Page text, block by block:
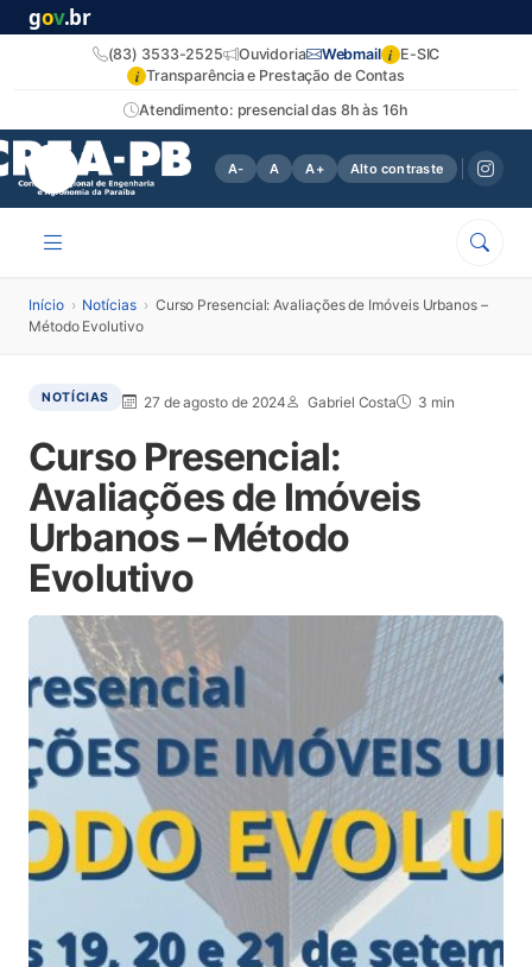
gov.br
Atendimento: presencial das 8h às 16h
(83) 3533-2525 Ouvidoria Webmail i E-SIC
i Transparência e Prestação de Contas
A- A A+ Alto contraste
Início › Notícias › Curso Presencial: Avaliações de Imóveis Urbanos –
Método Evolutivo
NOTÍCIAS 27 de agosto de 2024 Gabriel Costa 3 min
Curso Presencial:
Avaliações de Imóveis
Urbanos – Método
Evolutivo